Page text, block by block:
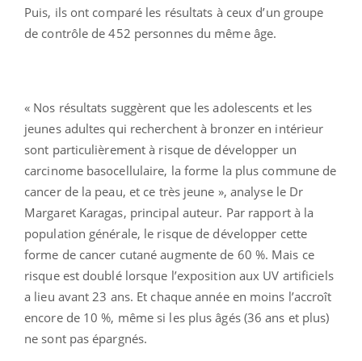
Puis, ils ont comparé les résultats à ceux d’un groupe
de contrôle de 452 personnes du même âge.
« Nos résultats suggèrent que les adolescents et les
jeunes adultes qui recherchent à bronzer en intérieur
sont particulièrement à risque de développer un
carcinome basocellulaire, la forme la plus commune de
cancer de la peau, et ce très jeune », analyse le Dr
Margaret Karagas, principal auteur. Par rapport à la
population générale, le risque de développer cette
forme de cancer cutané augmente de 60 %. Mais ce
risque est doublé lorsque l’exposition aux UV artificiels
a lieu avant 23 ans. Et chaque année en moins l’accroît
encore de 10 %, même si les plus âgés (36 ans et plus)
ne sont pas épargnés.